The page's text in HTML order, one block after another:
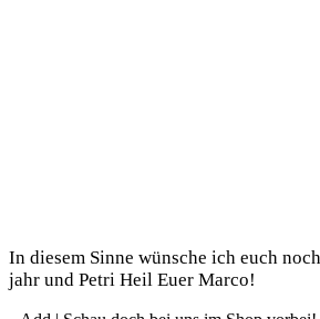
In die­sem Sin­ne wün­sche ich euch
jahr und Petri Heil Euer Marco!